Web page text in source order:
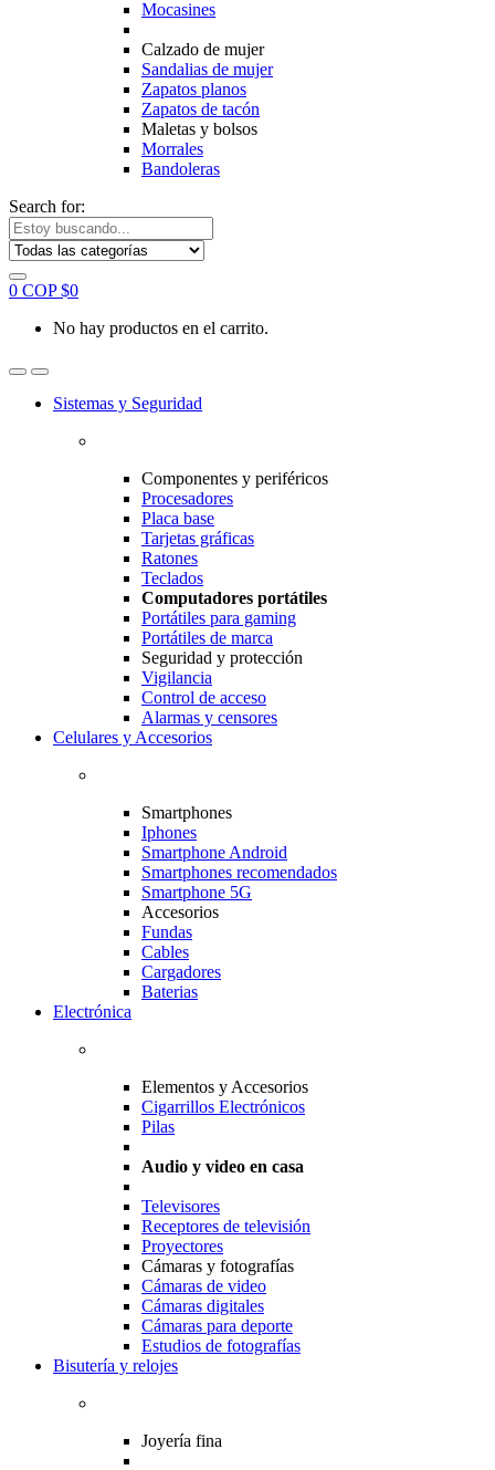
Mocasines
Calzado de mujer
Sandalias de mujer
Zapatos planos
Zapatos de tacón
Maletas y bolsos
Morrales
Bandoleras
Search for:
0 COP $0
No hay productos en el carrito.
Sistemas y Seguridad
Componentes y periféricos
Procesadores
Placa base
Tarjetas gráficas
Ratones
Teclados
Computadores portátiles
Portátiles para gaming
Portátiles de marca
Seguridad y protección
Vigilancia
Control de acceso
Alarmas y censores
Celulares y Accesorios
Smartphones
Iphones
Smartphone Android
Smartphones recomendados
Smartphone 5G
Accesorios
Fundas
Cables
Cargadores
Baterias
Electrónica
Elementos y Accesorios
Cigarrillos Electrónicos
Pilas
Audio y video en casa
Televisores
Receptores de televisión
Proyectores
Cámaras y fotografías
Cámaras de video
Cámaras digitales
Cámaras para deporte
Estudios de fotografías
Bisutería y relojes
Joyería fina